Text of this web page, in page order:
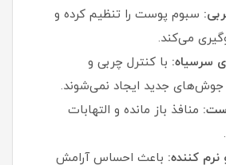
سبوم پوست را تنظیم کرده و
می‌کند.
سرسیاه: با کنترل چربی و
جوش‌های جدید ایجاد نمی‌شوند.
منافذ باز مانده و التهابات
کننده: باعث احساس آرامش